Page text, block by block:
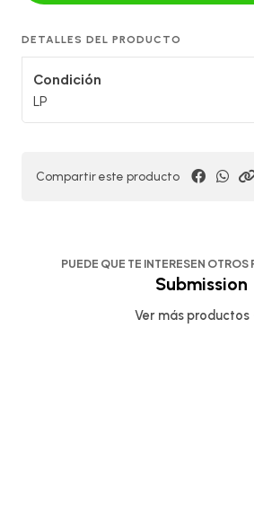
DETALLES DEL PRODUCTO
Condición
LP
Compartir este producto
PUEDE QUE TE INTERESEN OTROS
Submission
Ver más productos